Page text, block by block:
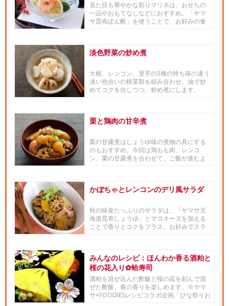
見た目も華やかな彩りマリネは、おせちの
一品やおもてなしなどにおすすめ。「ヤマ
サ昆布ぽん酢」を使うことで、お好みの食
淡色野菜の炒め煮
大根、レンコン、里芋の3種の持ち味の違う
淡い色合いの根菜類を組み合わせ、油で炒
めてコクを出しつつ、炒め煮にします。
栗と鶏肉の甘辛煮
栗の甘露煮はしょうゆ味の煮物の具にする
のもおすすめ。今回は鶏もも肉、レンコ
ン、栗の甘露煮を合わせて、ご飯が進むよ
かぼちゃとレンコンのデリ風サラダ
秋の味覚たっぷりのサラダは、「ヤマサ北
海道昆布しょうゆ」とマヨネーズを加える
ことで香りとコクをプラス。お好みでスラ
みんなのレシピ：ほんわか香る酒粕と
桜の花入り✿蛤寿司
酒粕を混ぜ込んだ酢飯と桜の花を刻んで混
ぜた酢飯、春の香りを楽しめます。※ヤマ
サ×FOODIESレシピコラボ企画「ひな祭りお